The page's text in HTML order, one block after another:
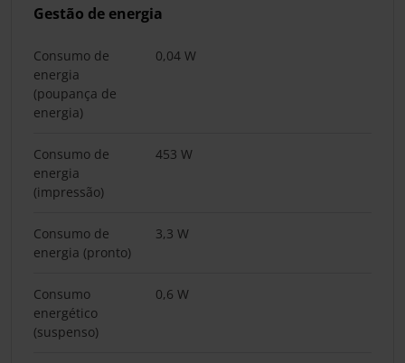
Gestão de energia
Consumo de
energia
(poupança de
energia)
0,04 W
Consumo de
energia
(impressão)
453 W
Consumo de
energia (pronto)
3,3 W
Consumo
energético
(suspenso)
0,6 W